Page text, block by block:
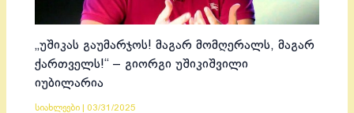
„უშიკას გაუმარჯოს! მაგარ მომღერალს, მაგარ
ქართველს!“ – გიორგი უშიკიშვილი
იუბილარია
სიახლეები 03/31/2025